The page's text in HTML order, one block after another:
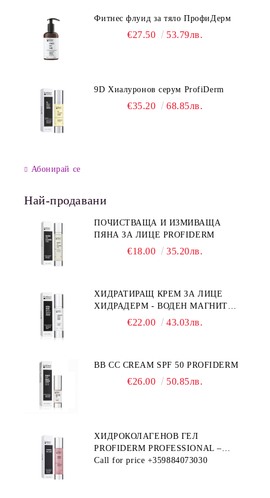
Фитнес флуид за тяло ПрофиДерм
€27.50 53.79лв.
9D Хиалуронов серум ProfiDerm
€35.20 68.85лв.
Абонирай се
Най-продавани
ПОЧИСТВАЩА И ИЗМИВАЩА
ПЯНА ЗА ЛИЦЕ PROFIDERM
€18.00 35.20лв.
ХИДРАТИРАЩ КРЕМ ЗА ЛИЦЕ
ХИДРАДЕРМ - ВОДЕН МАГНИТ
PROFIDERM€22.00 43.03лв.
BB CC CREAM SPF 50 PROFIDERM
€26.00 50.85лв.
ХИДРОКОЛАГЕНОВ ГЕЛ
PROFIDERM PROFESSIONAL –
ПРОДУКТ ЗА ДЪЛБОКА
Call for price +359884073030